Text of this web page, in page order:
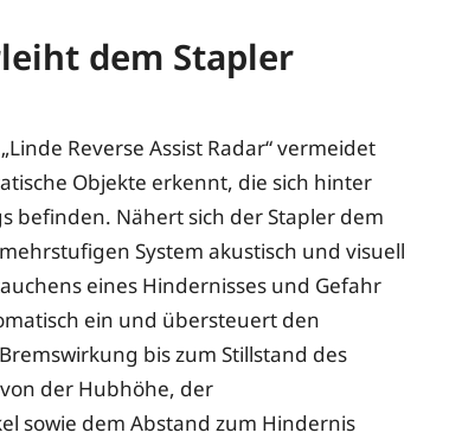
dem Stapler
Reverse Assist Radar“ vermeidet
Objekte erkennt, die sich hinter
befinden. Nähert sich der Stapler dem
System akustisch und visuell
eines Hindernisses und Gefahr
ein und übersteuert den
bis zum Stillstand des
der Hubhöhe, der
sowie dem Abstand zum Hindernis